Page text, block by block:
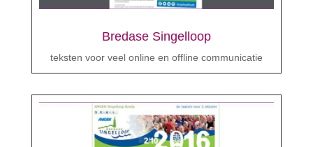
Bredase Singelloop
teksten voor veel online en offline communicatie